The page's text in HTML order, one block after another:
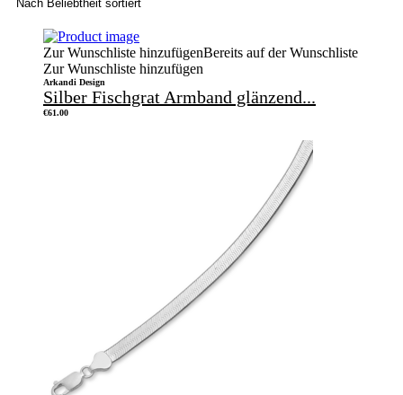
Zur Wunschliste hinzufügenBereits auf der Wunschliste
Zur Wunschliste hinzufügen
Arkandi Design
Silber Fischgrat Armband glänzend...
€61.00